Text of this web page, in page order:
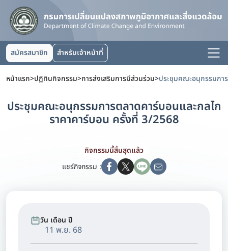
สมัครสมาชิก สำหรับเจ้าหน้าที่
หน้าแรก>ปฏิทินกิจกรรม>การส่งเสริมการมีส่วนร่วม>
ประชุมคณะอนุกรรมการตลาดคาร์บอนและกลไก
ราคาคาร์บอน ครั้งที่ 3/2568
กิจกรรมนี้สิ้นสุดแล้ว
แชร์กิจกรรม :
วัน เดือน ปี
11 พ.ย. 68